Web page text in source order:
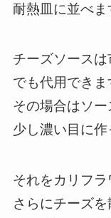
耐熱皿に並べま
チーズソース
でも代用できま
その場合はソ
少し濃い目に作
それをカリフラ
さらにチーズを